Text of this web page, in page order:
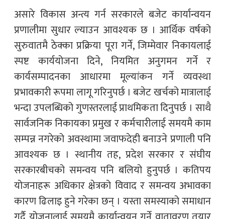
असारे विकास अन्त्य गर्न सरकारले बजेट कार्यान्वयन
प्रणालीमा सुधार ल्याउन आवश्यक छ । आर्थिक वर्षको
सुरुवातमै ठेक्का प्रक्रिया पूरा गर्ने, जिम्मेवार निकायलाई
स्पष्ट कार्ययोजना दिने, नियमित अनुगमन गर्ने र
कार्यसम्पादनका आधारमा मूल्यांकन गर्ने व्यवस्था
प्रभावकारी रूपमा लागू गरिनुपर्छ । बजेट खर्चको मात्रालाई
भन्दा उपलब्धिको गुणस्तरलाई प्राथमिकता दिनुपर्छ । साथै
सार्वजनिक निकायका प्रमुख र कर्मचारीलाई समयमै काम
सम्पन्न नगरेको अवस्थामा जवाफदेही बनाउने प्रणाली पनि
आवश्यक छ । स्थानीय तह, प्रदेश सरकार र संघीय
सरकारबीचको समन्वय पनि बलियो हुनुपर्छ । कतिपय
योजनाहरू अधिकार क्षेत्रको विवाद र समन्वय अभावका
कारण ढिलाइ हुने गरेका छन् । यस्ता समस्याको समाधान